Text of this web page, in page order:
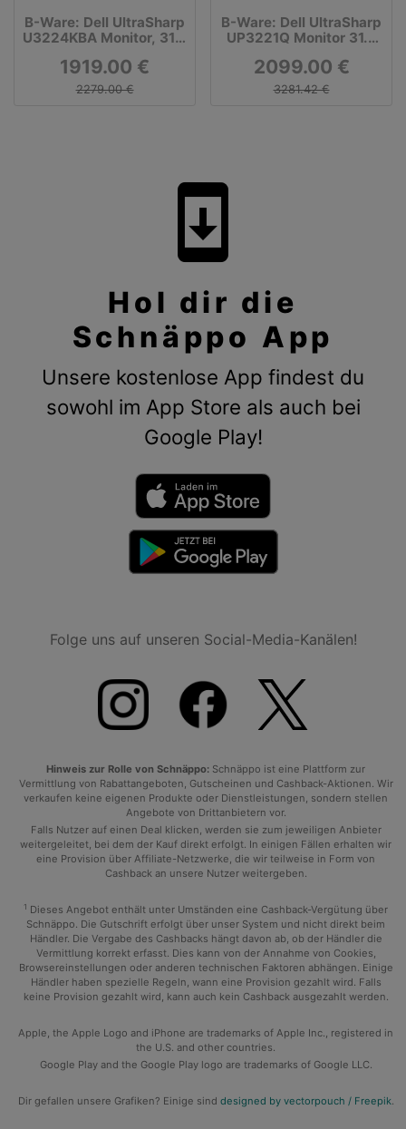
B-Ware: Dell UltraSharp
U3224KBA Monitor, 31,5
1919.00 €
2279.00 €
B-Ware: Dell UltraSharp
UP3221Q Monitor 31.5
2099.00 €
3281.42 €
system_update
Hol dir die
Schnäppo App
Unsere kostenlose App findest du
sowohl im App Store als auch bei
Google Play!
Folge uns auf unseren Social-Media-Kanälen!
Hinweis zur Rolle von Schnäppo: Schnäppo ist eine Plattform zur
Vermittlung von Rabattangeboten, Gutscheinen und Cashback-Aktionen. Wir
verkaufen keine eigenen Produkte oder Dienstleistungen, sondern stellen
Angebote von Drittanbietern vor.
Falls Nutzer auf einen Deal klicken, werden sie zum jeweiligen Anbieter
weitergeleitet, bei dem der Kauf direkt erfolgt. In einigen Fällen erhalten wir
eine Provision über Affiliate-Netzwerke, die wir teilweise in Form von
Cashback an unsere Nutzer weitergeben.
1 Dieses Angebot enthält unter Umständen eine Cashback-Vergütung über
Schnäppo. Die Gutschrift erfolgt über unser System und nicht direkt beim
Händler. Die Vergabe des Cashbacks hängt davon ab, ob der Händler die
Vermittlung korrekt erfasst. Dies kann von der Annahme von Cookies,
Browsereinstellungen oder anderen technischen Faktoren abhängen. Einige
Händler haben spezielle Regeln, wann eine Provision gezahlt wird. Falls
keine Provision gezahlt wird, kann auch kein Cashback ausgezahlt werden.
Apple, the Apple Logo and iPhone are trademarks of Apple Inc., registered in
the U.S. and other countries.
Google Play and the Google Play logo are trademarks of Google LLC.
Dir gefallen unsere Grafiken? Einige sind designed by vectorpouch / Freepik.